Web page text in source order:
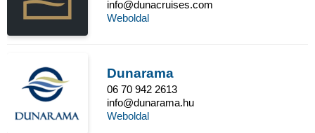
info@dunacruises.com
Weboldal
Dunarama
06 70 942 2613
info@dunarama.hu
Weboldal